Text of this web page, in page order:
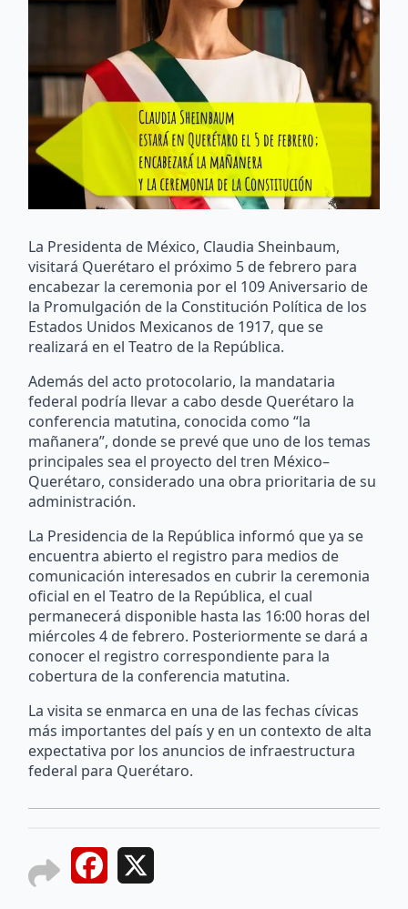
La Presidenta de México, Claudia Sheinbaum,
visitará Querétaro el próximo 5 de febrero para
encabezar la ceremonia por el 109 Aniversario de
la Promulgación de la Constitución Política de los
Estados Unidos Mexicanos de 1917, que se
realizará en el Teatro de la República.
Además del acto protocolario, la mandataria
federal podría llevar a cabo desde Querétaro la
conferencia matutina, conocida como “la
mañanera”, donde se prevé que uno de los temas
principales sea el proyecto del tren México–
Querétaro, considerado una obra prioritaria de su
administración.
La Presidencia de la República informó que ya se
encuentra abierto el registro para medios de
comunicación interesados en cubrir la ceremonia
oficial en el Teatro de la República, el cual
permanecerá disponible hasta las 16:00 horas del
miércoles 4 de febrero. Posteriormente se dará a
conocer el registro correspondiente para la
cobertura de la conferencia matutina.
La visita se enmarca en una de las fechas cívicas
más importantes del país y en un contexto de alta
expectativa por los anuncios de infraestructura
federal para Querétaro.
Facebook